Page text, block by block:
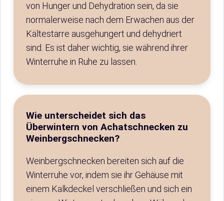
von Hunger und Dehydration sein, da sie
normalerweise nach dem Erwachen aus der
Kältestarre ausgehungert und dehydriert
sind. Es ist daher wichtig, sie während ihrer
Winterruhe in Ruhe zu lassen.
Wie unterscheidet sich das
Überwintern von Achatschnecken zu
Weinbergschnecken?
Weinbergschnecken bereiten sich auf die
Winterruhe vor, indem sie ihr Gehäuse mit
einem Kalkdeckel verschließen und sich ein